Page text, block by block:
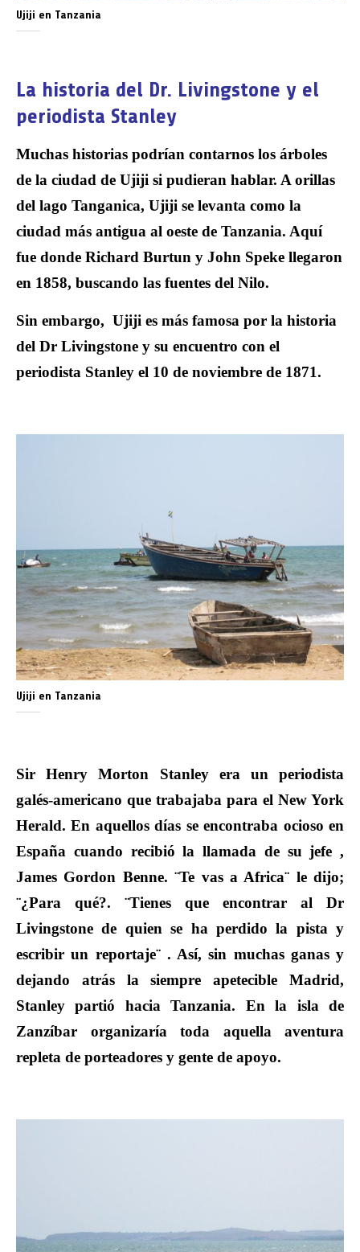
Ujiji en Tanzania
La historia del Dr. Livingstone y el
periodista Stanley
Muchas historias podrían contarnos los árboles
de la ciudad de Ujiji si pudieran hablar. A orillas
del lago Tanganica, Ujiji se levanta como la
ciudad más antigua al oeste de Tanzania. Aquí
fue donde Richard Burtun y John Speke llegaron
en 1858, buscando las fuentes del Nilo.
Sin embargo, Ujiji es más famosa por la historia
del Dr Livingstone y su encuentro con el
periodista Stanley el 10 de noviembre de 1871.
Ujiji en Tanzania
Sir Henry Morton Stanley era un periodista
galés-americano que trabajaba para el New York
Herald. En aquellos días se encontraba ocioso en
España cuando recibió la llamada de su jefe ,
James Gordon Benne. ¨Te vas a Africa¨ le dijo;
¨¿Para qué?. ¨Tienes que encontrar al Dr
Livingstone de quien se ha perdido la pista y
escribir un reportaje¨ . Así, sin muchas ganas y
dejando atrás la siempre apetecible Madrid,
Stanley partió hacia Tanzania. En la isla de
Zanzíbar organizaría toda aquella aventura
repleta de porteadores y gente de apoyo.